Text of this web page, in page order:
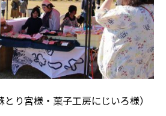
り宮様・菓子工房にじいろ様）